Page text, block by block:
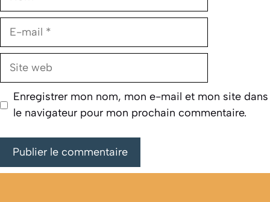
E-
Site
Enregistrer mon nom, mon e-mail et mon site dans
le navigateur pour mon prochain commentaire.